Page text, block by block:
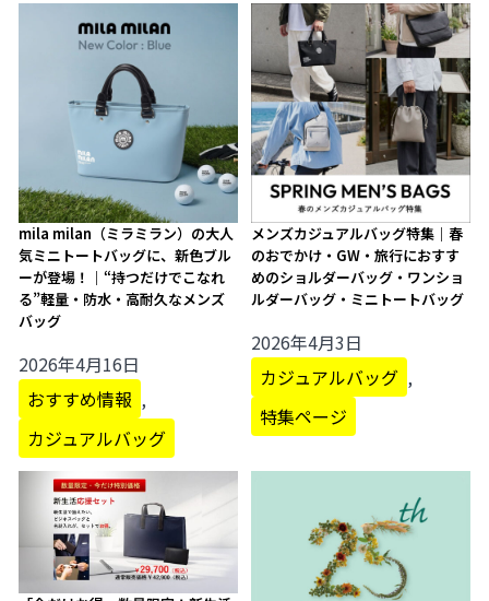
mila milan（ミラミラン）の大人
気ミニトートバッグに、新色ブル
ーが登場！｜“持つだけでこなれ
る”軽量・防水・高耐久なメンズ
バッグ
2026年4月16日
おすすめ情報 ,
カジュアルバッグ
メンズカジュアルバッグ特集｜春
のおでかけ・GW・旅行におすす
めのショルダーバッグ・ワンショ
ルダーバッグ・ミニトートバッグ
2026年4月3日
カジュアルバッグ ,
特集ページ